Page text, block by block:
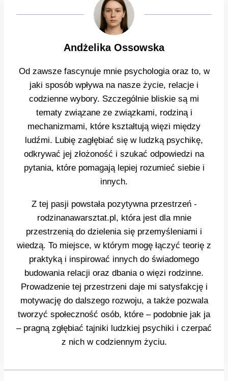
Andżelika Ossowska
Od zawsze fascynuje mnie psychologia oraz to, w
jaki sposób wpływa na nasze życie, relacje i
codzienne wybory. Szczególnie bliskie są mi
tematy związane ze związkami, rodziną i
mechanizmami, które kształtują więzi między
ludźmi. Lubię zagłębiać się w ludzką psychikę,
odkrywać jej złożoność i szukać odpowiedzi na
pytania, które pomagają lepiej rozumieć siebie i
innych.
Z tej pasji powstała pozytywna przestrzeń -
rodzinanawarsztat.pl, która jest dla mnie
przestrzenią do dzielenia się przemyśleniami i
wiedzą. To miejsce, w którym mogę łączyć teorię z
praktyką i inspirować innych do świadomego
budowania relacji oraz dbania o więzi rodzinne.
Prowadzenie tej przestrzeni daje mi satysfakcję i
motywację do dalszego rozwoju, a także pozwala
tworzyć społeczność osób, które – podobnie jak ja
– pragną zgłębiać tajniki ludzkiej psychiki i czerpać
z nich w codziennym życiu.